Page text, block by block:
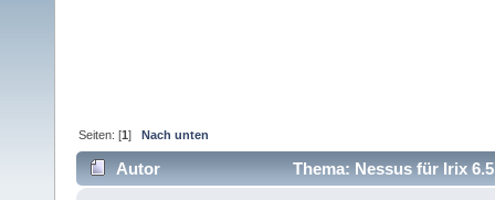
Seiten: [1]Nach unten
Autor Thema: Nessus für Irix